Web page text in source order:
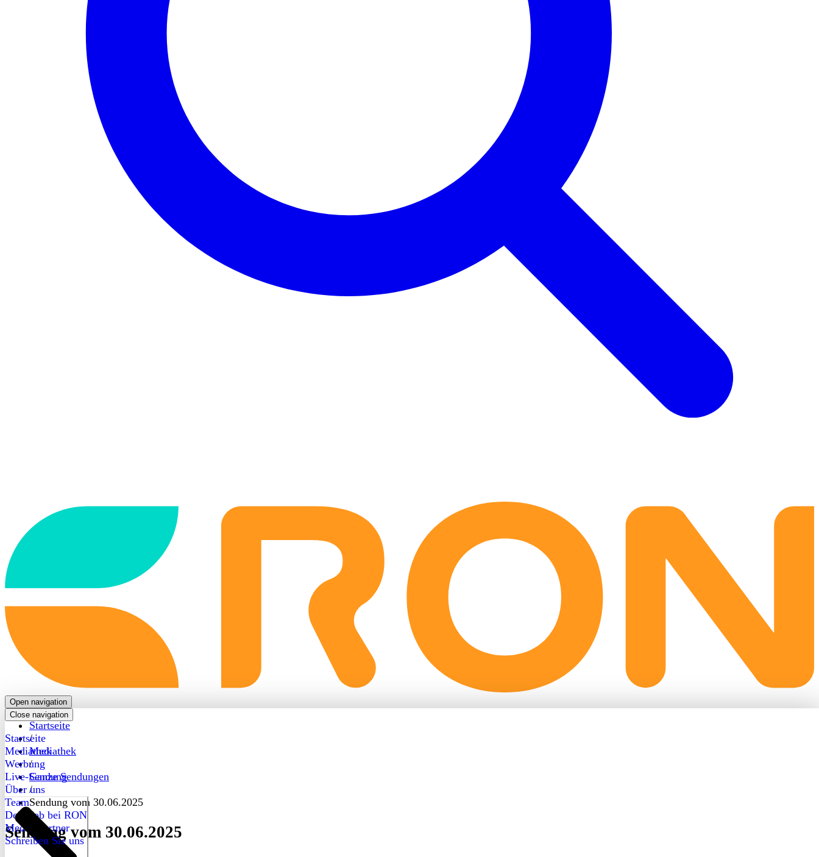
frontpage
Open navigation
Close navigation
Startseite
Mediathek
Werbung
Live-Sendung
Über uns
Team
Dein Job bei RON
Medienpartner
Schreiben Sie uns
Startseite
/
Mediathek
/
Ganze Sendungen
/
Sendung vom 30.06.2025
Sendung vom 30.06.2025